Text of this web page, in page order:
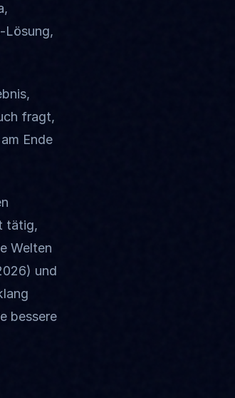
Lösung,
fragt,
Ende
tätig,
Welten
und
bessere